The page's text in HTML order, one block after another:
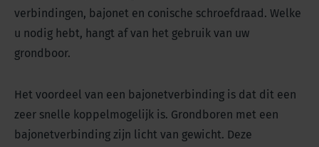
verbindingen, bajonet en conische schroefdraad. Welke
u nodig hebt, hangt af van het gebruik van uw
grondboor.
Het voordeel van een bajonetverbinding is dat dit een
zeer snelle koppelmogelijk is. Grondboren met een
bajonetverbinding zijn licht van gewicht. Deze